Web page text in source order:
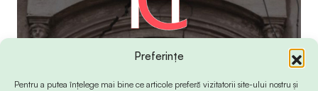
Preferințe
Pentru a putea înțelege mai bine ce articole preferă vizitatorii site-ului nostru și